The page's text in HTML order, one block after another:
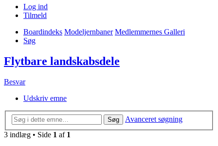
Log ind
Tilmeld
Boardindeks Modeljernbaner Medlemmernes Galleri
Søg
Flytbare landskabsdele
Besvar
Udskriv emne
Søg
Avanceret søgning
3 indlæg • Side 1 af 1